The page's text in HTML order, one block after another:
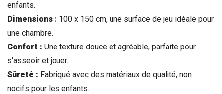
enfants.
Dimensions : 100 x 150 cm, une surface de jeu idéale pour
une chambre.
Confort : Une texture douce et agréable, parfaite pour
s'asseoir et jouer.
Sûreté : Fabriqué avec des matériaux de qualité, non
nocifs pour les enfants.